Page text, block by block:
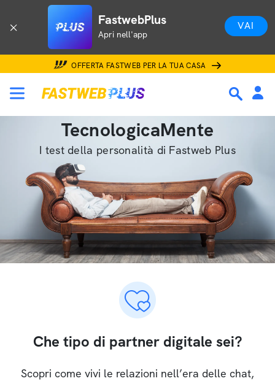
FastwebPlus
Apri nell'app
VAI
OFFERTA FASTWEB PER LA TUA CASA
TecnologicaMente
I test della personalità di Fastweb Plus
Che tipo di partner digitale sei?
Scopri come vivi le relazioni nell’era delle chat,